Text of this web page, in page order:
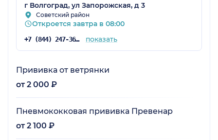
г Волгоград, ул Запорожская, д 3
Советский район
Откроется завтра в 08:00
+7 (844) 247-36-91 показать
Прививка от ветрянки
от 2 000 ₽
Пневмококковая прививка Превенар
от 2 100 ₽